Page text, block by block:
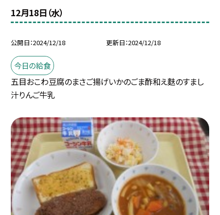
12月18日（水）
公開日 2024/12/18 更新日 2024/12/18
今日の給食
五目おこわ豆腐のまさご揚げいかのごま酢和え麩のすまし
汁りんご牛乳